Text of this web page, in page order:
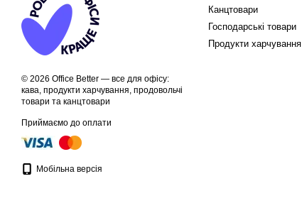
© 2026 Office Better — все для офісу:
кава, продукти харчування, продовольчі
товари та канцтовари
Приймаємо до оплати
Мобільна версія
Канцтовари
Господарські товари
Продукти харчування